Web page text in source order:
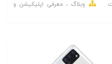
وبلاگ
معرفی اپلیکیشن و